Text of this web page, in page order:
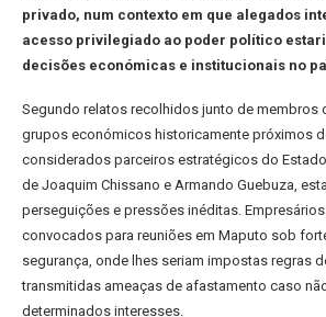
privado, num contexto em que alegados
acesso privilegiado ao poder político
decisões económicas e institucionais no
Segundo relatos recolhidos junto de membros
grupos económicos historicamente próximos
considerados parceiros estratégicos do
de Joaquim Chissano e Armando Guebuza,
perseguições e pressões inéditas.
convocados para reuniões em Maputo sob
segurança, onde lhes seriam impostas regras
transmitidas ameaças de afastamento caso
determinados interesses.